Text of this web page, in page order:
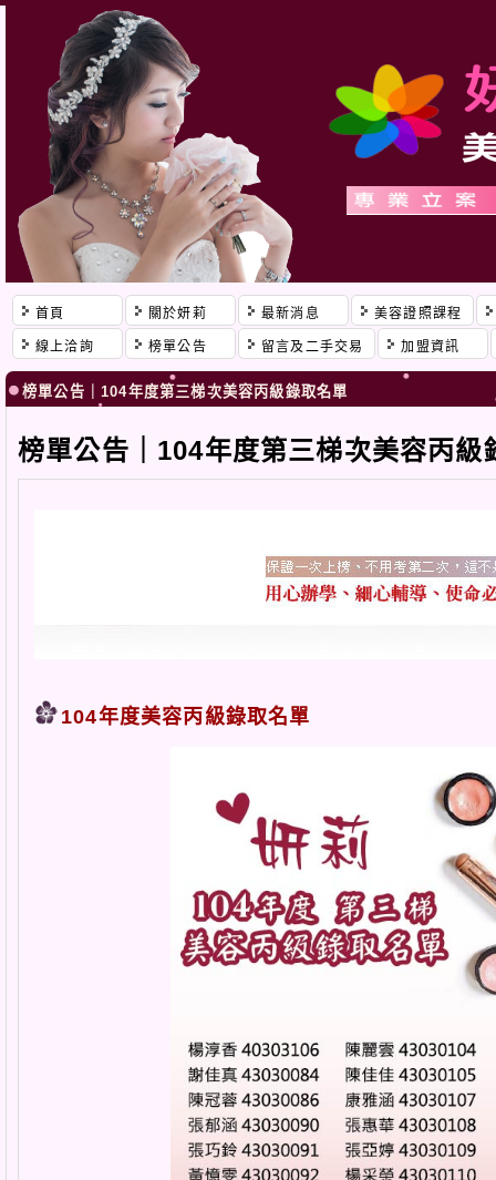
首頁 關於妍莉 最新消息 美容證照課程
線上洽詢 榜單公告 留言及二手交易 加盟資訊
榜單公告｜104年度第三梯次美容丙級錄取名單
榜單公告｜104年度第三梯次美容丙級
104年度美容丙級錄取名單